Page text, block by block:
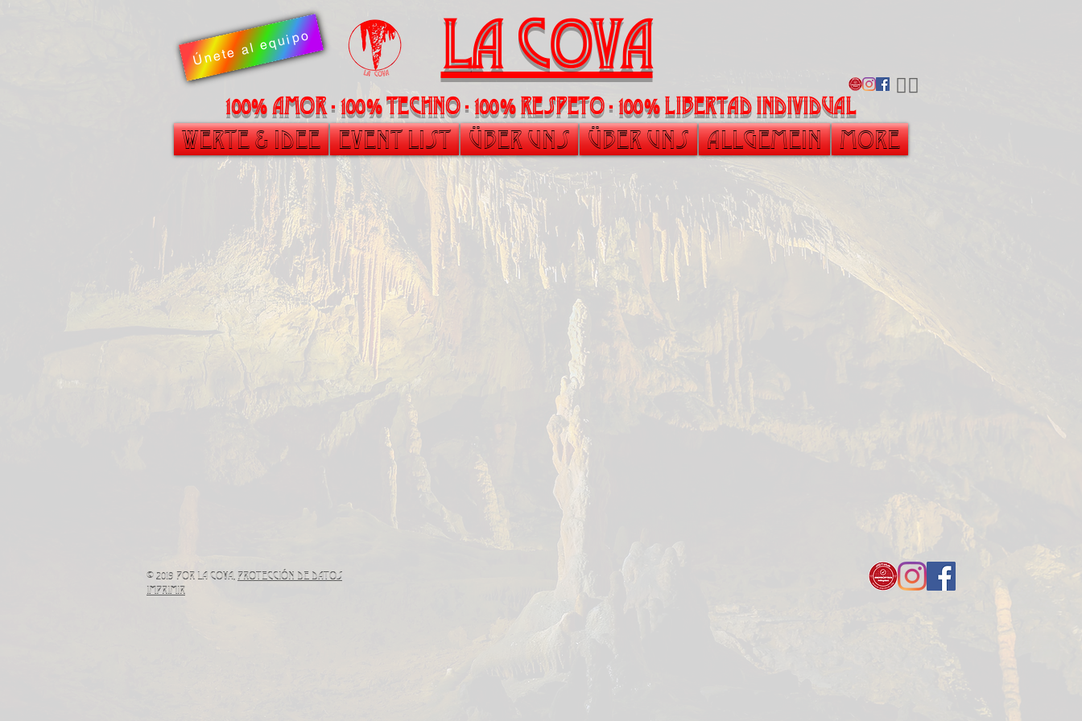
La Cova
100% AMOR - 100% Techno - 100% Respeto - 100% libertad individual
​🏳️‍🌈
Únete al equipo
Werte & Idee Event List Über uns Über uns Allgemein More
© 2019 por La Cova, Protección de Datos
IMPRIMIR